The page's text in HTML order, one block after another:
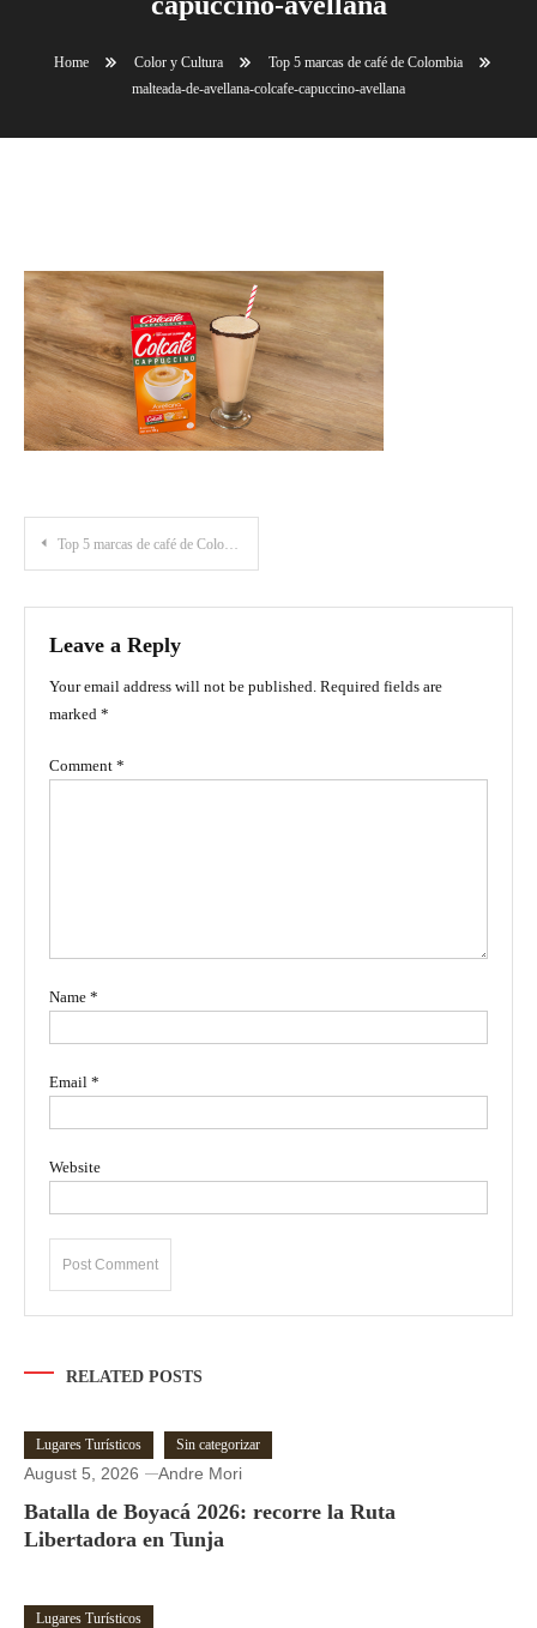
Home Color y Cultura
Top 5 marcas de café de Colombia
malteada-de-avellana-colcafe-capuccino-avellana
Post
navigation
Top 5 marcas de café de Colombia
Leave a Reply
Your email address will not be published. Required fields are
marked *
Comment *
Name *
Email *
Website
RELATED POSTS
Lugares Turísticos Sin categorizar
August 5, 2026 Andre Mori
Batalla de Boyacá 2026: recorre la Ruta
Libertadora en Tunja
Lugares Turísticos